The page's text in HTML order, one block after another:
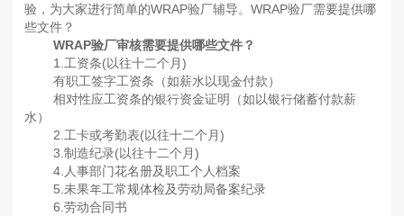
验，为大家进行简单的WRAP验厂辅导。WRAP验厂需要提供哪
些文件？
WRAP验厂审核需要提供哪些文件？
1.工资条(以往十二个月)
有职工签字工资条（如薪水以现金付款）
相对性应工资条的银行资金证明（如以银行储蓄付款薪
水）
2.工卡或考勤表(以往十二个月)
3.制造纪录(以往十二个月)
4.人事部门花名册及职工个人档案
5.未果年工常规体检及劳动局备案纪录
6.劳动合同书